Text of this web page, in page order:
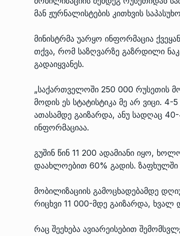
მან ჟურნალისტების კითხვის
მინისტრმა უარყო ინფორმაცია
თქვა, რომ საზღვარზე გაზრდილი
გადაიყვანეს.
„საქართველოში 250 000 რუსეთის
მოდის ეს სტატისტიკა მე არ ვიცი.
ათასამდე გაიზარდა, ანუ სადღაც
ინფორმაციაა.
გუშინ წინ 11 200 ადამიანი იყო,
დაახლოებით 60% გადის. ზაფხულში
მობილიზაციის გამოცხადებამდე
რიცხვი 11 000-მდე გაიზარდა, ხვალ
რაც შეეხება ავიარეისებით
10
თბილისის
ᲙᲣᲚᲢᲣᲠᲐ